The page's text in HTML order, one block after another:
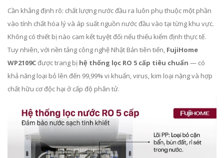
Cần khẳng định rõ: chất lượng nước đầu ra luôn phụ thuộc một phần
vào tính chất hóa lý và áp suất nguồn nước đầu vào tại từng khu vực.
Không có thiết bị nào cam kết tuyệt đối nếu thiếu kiểm định thực tế.
Tuy nhiên, với nền tảng công nghệ Nhật Bản tiên tiến, FujiHome
WP2109Cđược trang bị hệ thống lọc RO 5 cấp tiêu chuẩn — có
khả năng loại bỏ lên đến 99,99% vi khuẩn, virus, kim loại nặng và hợp
chất hữu cơ độc hại ở cấp độ phân tử.